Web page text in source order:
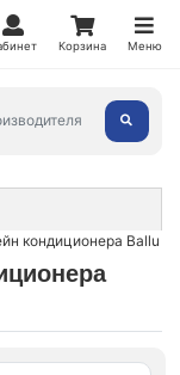
Корзина Меню
кондиционера Ballu